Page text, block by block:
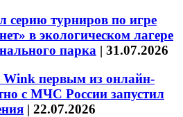
серию турниров по игре
в экологическом лагере
парка | 31.07.2026
первым из онлайн-
с МЧС России запустил
| 22.07.2026